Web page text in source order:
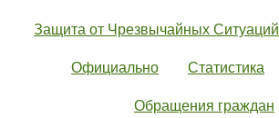
Защита от Чрезвычайных Ситуаций
Официально Статистика
Обращения граждан